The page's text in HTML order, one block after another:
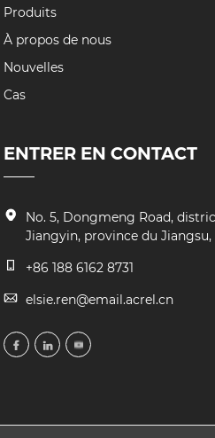
Produits
À propos de nous
Nouvelles
Cas
ENTRER EN CONTACT
No. 5, Dongmeng Road,
Jiangyin, province du Jiangsu,
+86 188 6162 8731
elsie.ren@email.acrel.cn